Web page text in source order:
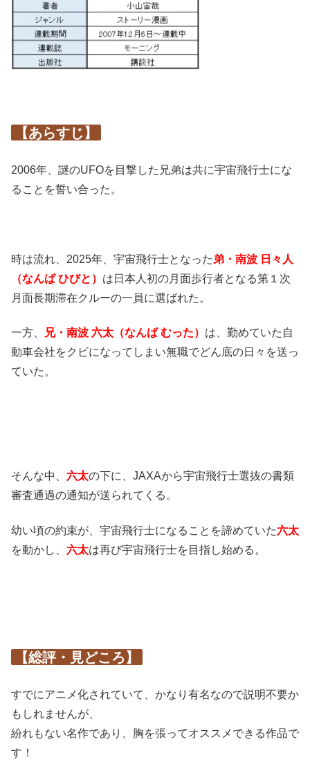
【あらすじ】
2006年、謎のUFOを目撃した兄弟は共に宇宙飛行士にな
ることを誓い合った。
時は流れ、2025年、宇宙飛行士となった 弟・南波 日々人
（なんば ひびと） は日本人初の月面歩行者となる第１次
月面長期滞在クルーの一員に選ばれた。
一方、 兄・南波 六太（なんば むった） は、勤めていた自
動車会社をクビになってしまい無職でどん底の日々を送っ
ていた。
そんな中、 六太の下に、JAXAから宇宙飛行士選抜の書類
審査通過の通知が送られてくる。
幼い頃の約束が、宇宙飛行士になることを諦めていた六太
を動かし、 六太は再び宇宙飛行士を目指し始める。
【総評・見どころ】
すでにアニメ化されていて、かなり有名なので説明不要か
もしれませんが、
紛れもない名作であり、胸を張ってオススメできる作品で
す！